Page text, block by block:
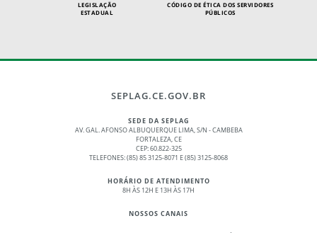
LEGISLAÇÃO
ESTADUAL
CÓDIGO DE ÉTICA DOS SERVIDORES
PÚBLICOS
SEPLAG.CE.GOV.BR
SEDE DA SEPLAG
AV. GAL. AFONSO ALBUQUERQUE LIMA, S/N - CAMBEBA
FORTALEZA, CE
CEP: 60.822-325
TELEFONES: (85) 85 3125-8071 E (85) 3125-8068
HORÁRIO DE ATENDIMENTO
8H ÀS 12H E 13H ÀS 17H
NOSSOS CANAIS